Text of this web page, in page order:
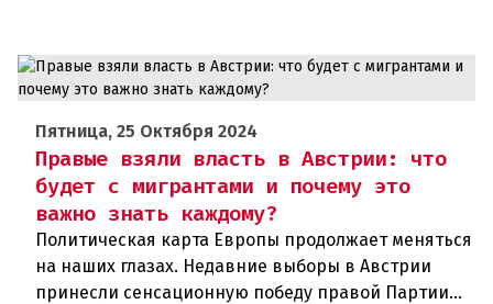
Пятница, 25 Октября 2024
Правые взяли власть в Австрии: что
будет с мигрантами и почему это
важно знать каждому?
Политическая карта Европы продолжает меняться
на наших глазах. Недавние выборы в Австрии
принесли сенсационную победу правой Партии